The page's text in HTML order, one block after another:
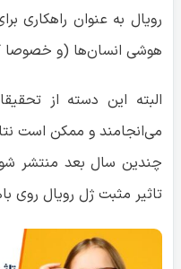
رویال به عنوان راهکاری
هوشی انسان‌ها (و خصوصا
البته این دسته از
می‌انجامند و ممکن است
چندین سال بعد منتشر
تاثیر مثبت ژل رویال روی